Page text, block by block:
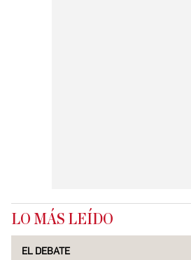
LO MÁS LEÍDO
EL DEBATE